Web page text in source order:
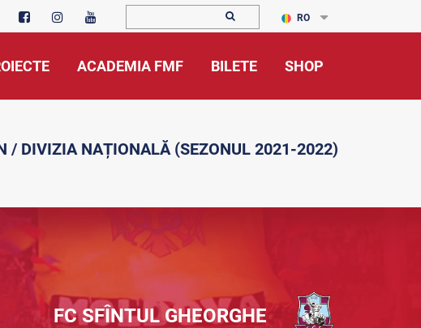
RO
ACADEMIA FMF BILETE SHOP
/ DIVIZIA NAȚIONALĂ (SEZONUL 2021-2022)
FC SFÎNTUL GHEORGHE